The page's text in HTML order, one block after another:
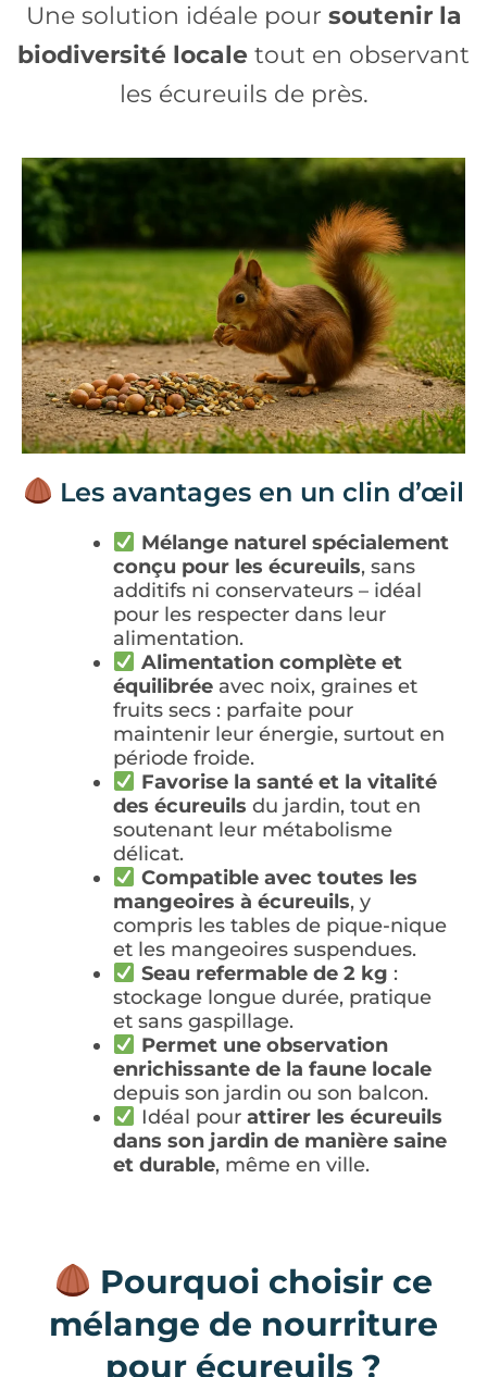
Une solution idéale pour soutenir la
biodiversité locale tout en observant
les écureuils de près.
Les avantages en un clin d’œil
Mélange naturel spécialement
conçu pour les écureuils, sans
additifs ni conservateurs – idéal
pour les respecter dans leur
alimentation.
Alimentation complète et
équilibrée avec noix, graines et
fruits secs : parfaite pour
maintenir leur énergie, surtout en
période froide.
Favorise la santé et la vitalité
des écureuils du jardin, tout en
soutenant leur métabolisme
délicat.
Compatible avec toutes les
mangeoires à écureuils, y
compris les tables de pique-nique
et les mangeoires suspendues.
Seau refermable de 2 kg :
stockage longue durée, pratique
et sans gaspillage.
Permet une observation
enrichissante de la faune locale
depuis son jardin ou son balcon.
Idéal pour attirer les écureuils
dans son jardin de manière saine
et durable, même en ville.
Pourquoi choisir ce
mélange de nourriture
pour écureuils ?